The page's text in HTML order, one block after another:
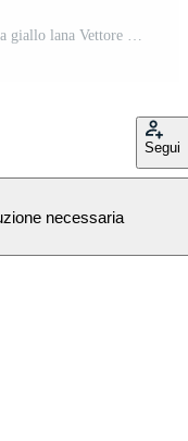
anziano donna nel sedia a rotelle maglieria giallo lana Vettore Gratuito
Segui
necessaria